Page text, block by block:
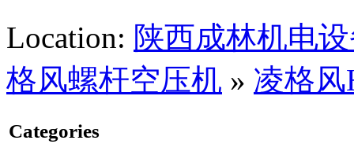
Location: 陕西成林机电
格风螺杆空压机 » 凌格风
Categories